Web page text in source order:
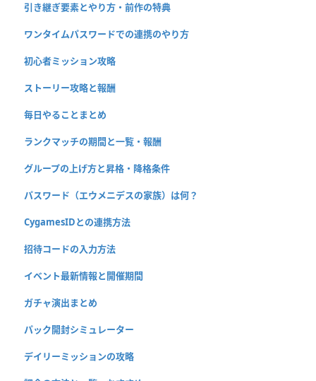
引き継ぎ要素とやり方・前作の特典
ワンタイムパスワードでの連携のやり方
初心者ミッション攻略
ストーリー攻略と報酬
毎日やることまとめ
ランクマッチの期間と一覧・報酬
グループの上げ方と昇格・降格条件
パスワード（エウメニデスの家族）は何？
CygamesIDとの連携方法
招待コードの入力方法
イベント最新情報と開催期間
ガチャ演出まとめ
パック開封シミュレーター
デイリーミッションの攻略